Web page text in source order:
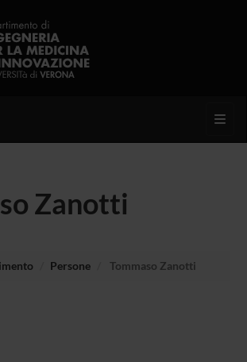
Zanotti
Persone Tommaso Zanotti